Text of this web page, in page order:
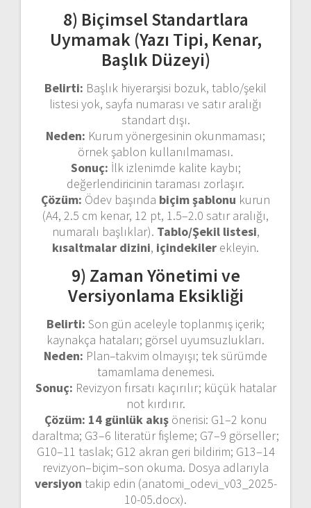
8) Biçimsel Standartlara
Uymamak (Yazı Tipi, Kenar,
Başlık Düzeyi)
Belirti: Başlık hiyerarşisi bozuk, tablo/şekil
listesi yok, sayfa numarası ve satır aralığı
standart dışı.
Neden: Kurum yönergesinin okunmaması;
örnek şablon kullanılmaması.
Sonuç: İlk izlenimde kalite kaybı;
değerlendiricinin taraması zorlaşır.
Çözüm: Ödev başında biçim şablonu kurun
(A4, 2.5 cm kenar, 12 pt, 1.5–2.0 satır aralığı,
numaralı başlıklar). Tablo/Şekil listesi,
kısaltmalar dizini, içindekiler ekleyin.
9) Zaman Yönetimi ve
Versiyonlama Eksikliği
Belirti: Son gün aceleyle toplanmış içerik;
kaynakça hataları; görsel uyumsuzlukları.
Neden: Plan–takvim olmayışı; tek sürümde
tamamlama denemesi.
Sonuç: Revizyon fırsatı kaçırılır; küçük hatalar
not kırdırır.
Çözüm: 14 günlük akışönerisi: G1–2 konu
daraltma; G3–6 literatür fişleme; G7–9 görseller;
G10–11 taslak; G12 akran geri bildirim; G13–14
revizyon–biçim–son okuma. Dosya adlarıyla
versiyon takip edin (anatomi_odevi_v03_2025-
10-05.docx).